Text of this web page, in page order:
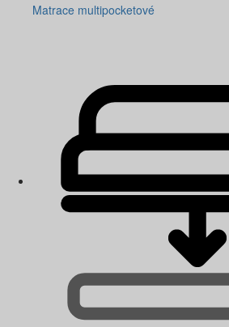
Matrace multipocketové